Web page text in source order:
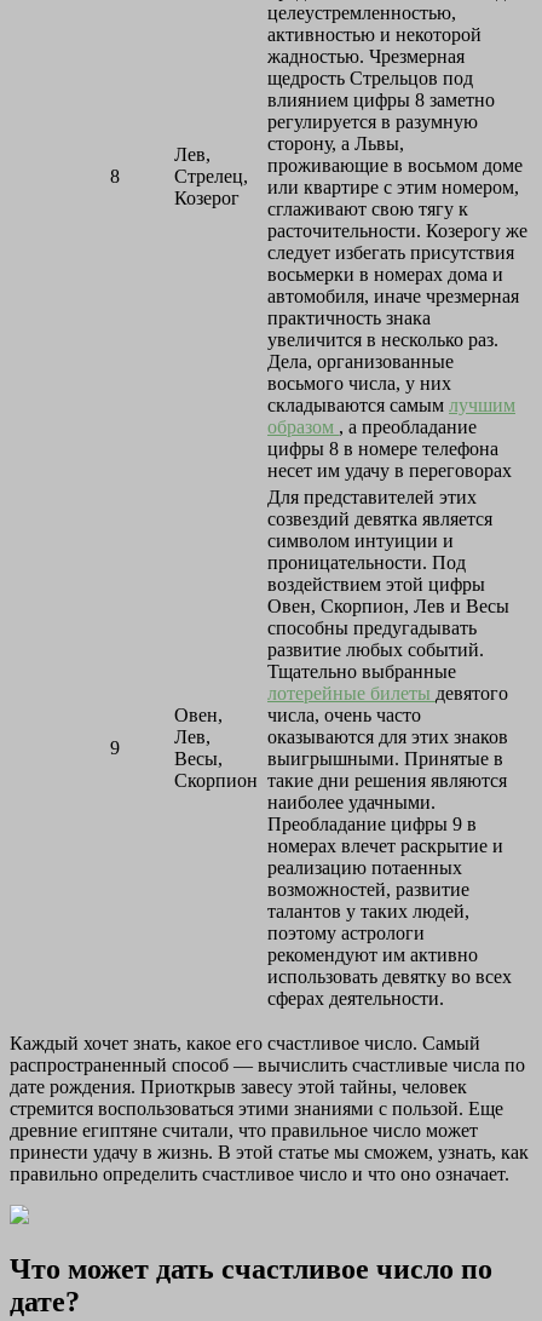
8
Лев,
Стрелец,
Козерог
целеустремленностью,
активностью и некоторой
жадностью. Чрезмерная
щедрость Стрельцов под
влиянием цифры 8 заметно
регулируется в разумную
сторону, а Львы,
проживающие в восьмом доме
или квартире с этим номером,
сглаживают свою тягу к
расточительности. Козерогу же
следует избегать присутствия
восьмерки в номерах дома и
автомобиля, иначе чрезмерная
практичность знака
увеличится в несколько раз.
Дела, организованные
восьмого числа, у них
складываются самым лучшим
образом , а преобладание
цифры 8 в номере телефона
несет им удачу в переговорах
9
Овен,
Лев,
Весы,
Скорпион
Для представителей этих
созвездий девятка является
символом интуиции и
проницательности. Под
воздействием этой цифры
Овен, Скорпион, Лев и Весы
способны предугадывать
развитие любых событий.
Тщательно выбранные
лотерейные билеты девятого
числа, очень часто
оказываются для этих знаков
выигрышными. Принятые в
такие дни решения являются
наиболее удачными.
Преобладание цифры 9 в
номерах влечет раскрытие и
реализацию потаенных
возможностей, развитие
талантов у таких людей,
поэтому астрологи
рекомендуют им активно
использовать девятку во всех
сферах деятельности.
Каждый хочет знать, какое его счастливое число. Самый
распространенный способ — вычислить счастливые числа по
дате рождения. Приоткрыв завесу этой тайны, человек
стремится воспользоваться этими знаниями с пользой. Еще
древние египтяне считали, что правильное число может
принести удачу в жизнь. В этой статье мы сможем, узнать, как
правильно определить счастливое число и что оно означает.
Что может дать счастливое число по
дате?